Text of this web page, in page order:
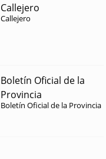
Callejero
Callejero
Boletín Oficial de la
Provincia
Boletín Oficial de la Provincia